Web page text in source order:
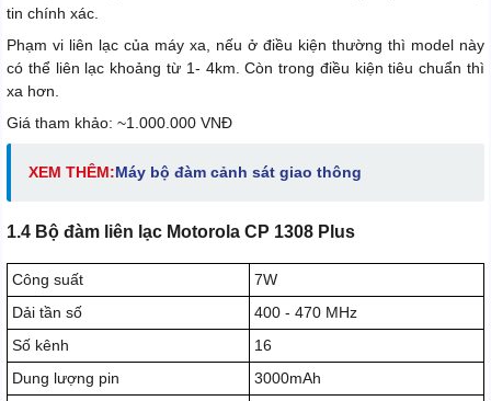
tin chính xác.
Phạm vi liên lạc của máy xa, nếu ở điều kiện thường thì model này
có thể liên lạc khoảng từ 1- 4km. Còn trong điều kiện tiêu chuẩn thì
xa hơn.
Giá tham khảo: ~1.000.000 VNĐ
XEM THÊM:Máy bộ đàm cảnh sát giao thông
1.4 Bộ đàm liên lạc Motorola CP 1308 Plus
Công suất
7W
Dải tần số
400 - 470 MHz
Số kênh
16
Dung lượng pin
3000mAh